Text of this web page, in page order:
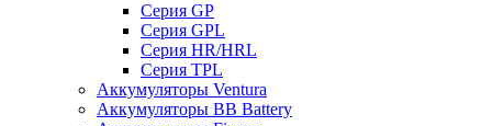
Cерия GP
Серия GPL
Серия HR/HRL
Серия TPL
Аккумуляторы Ventura
Аккумуляторы BB Battery